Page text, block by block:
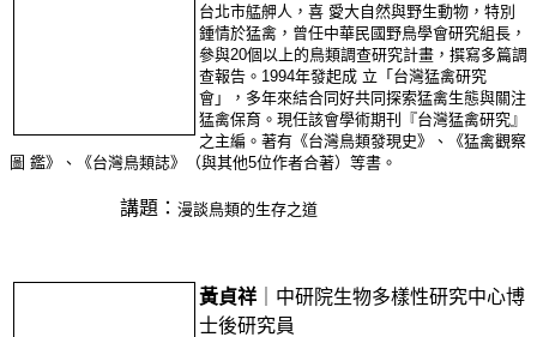
台北市艋舺人，喜 愛大自然與野生動物，特別
鍾情於猛禽，曾任中華民國野鳥學會研究組長，
參與20個以上的鳥類調查研究計畫，撰寫多篇調
查報告。1994年發起成 立「台灣猛禽研究
會」，多年來結合同好共同探索猛禽生態與關注
猛禽保育。現任該會學術期刊『台灣猛禽研究』
之主編。著有《台灣鳥類發現史》、《猛禽觀察
圖 鑑》、《台灣鳥類誌》（與其他5位作者合著）等書。
講題： 漫談鳥類的生存之道
黃貞祥 ｜中研院生物多樣性研究中心博
士後研究員